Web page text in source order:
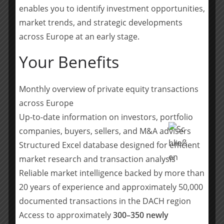
Gesellschafterkreis neu strukturiert.
Ebner Stolz unterstützte die EnBW Energie Baden-
Legal Due Diligence und bei der Erstellung, Anpassung
Beteiligungsdokumentation.
Team Ebner Stolz:
(Projektverantwortlicher Partner, Projektleitung, M&A VC),
Felix Müller-Stieß (Counsel, Projektleitung, M&A VC), Markus
Maier LL.M. (Associate, M&A VC)
Teilen mit:
Teilen
enables you to identify investment opportunities,
market trends, and strategic developments
across Europe at an early stage.
Your Benefits
Monthly overview of private equity transactions
across Europe
Up-to-date information on investors, portfolio
companies, buyers, sellers, and M&A advisers
Structured Excel database designed for efficient
market research and transaction analysis
Reliable market intelligence backed by more than
20 years of experience and approximately 50,000
documented transactions in the DACH region
Access to approximately300–350 newly